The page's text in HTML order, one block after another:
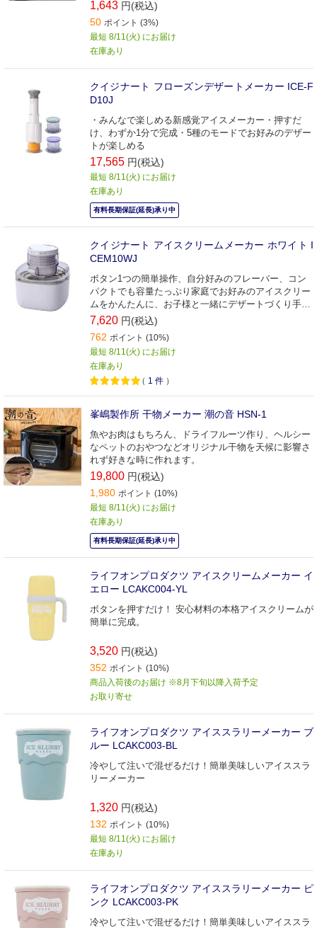
1,643 円(税込)
50 ポイント (3%)
最短 8/11(火) にお届け
在庫あり
クイジナート フローズンデザートメーカー ICE-F
D10J
・みんなで楽しめる新感覚アイスメーカー・押すだ
け、わずか1分で完成・5種のモードでお好みのデザー
トが楽しめる
17,565 円(税込)
最短 8/11(火) にお届け
在庫あり
有料長期保証(延長)承り中
クイジナート アイスクリームメーカー ホワイト I
CEM10WJ
ボタン1つの簡単操作、自分好みのフレーバー、コン
パクトでも容量たっぷり家庭でお好みのアイスクリー
ムをかんたんに、お子様と一緒にデザートづくり手作
りで自分だけのヘルシーなアイス
7,620 円(税込)
762 ポイント (10%)
最短 8/11(火) にお届け
在庫あり
（ 1 件 ）
峯嶋製作所 干物メーカー 潮の音 HSN-1
魚やお肉はもちろん、ドライフルーツ作り、ヘルシー
なペットのおやつなどオリジナル干物を天候に影響さ
れず好きな時に作れます。
19,800 円(税込)
1,980 ポイント (10%)
最短 8/11(火) にお届け
在庫あり
有料長期保証(延長)承り中
ライフオンプロダクツ アイスクリームメーカー イ
エロー LCAKC004-YL
ボタンを押すだけ！ 安心材料の本格アイスクリームが
簡単に完成。
3,520 円(税込)
352 ポイント (10%)
商品入荷後のお届け ※8月下旬以降入荷予定
お取り寄せ
ライフオンプロダクツ アイススラリーメーカー ブ
ルー LCAKC003-BL
冷やして注いで混ぜるだけ！簡単美味しいアイススラ
リーメーカー
1,320 円(税込)
132 ポイント (10%)
最短 8/11(火) にお届け
在庫あり
ライフオンプロダクツ アイススラリーメーカー ピ
ンク LCAKC003-PK
冷やして注いで混ぜるだけ！簡単美味しいアイススラ